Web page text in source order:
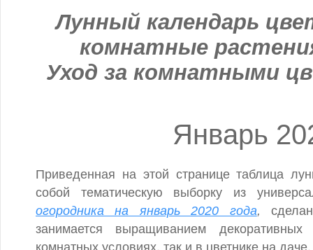
Лунный календарь
комнатные
Уход за комнатными
Январь
Приведенная на этой странице таблица
собой тематическую выборку из
огородника на январь 2020 года,
занимается выращиванием
комнатных условиях, так и в цветнике на даче.